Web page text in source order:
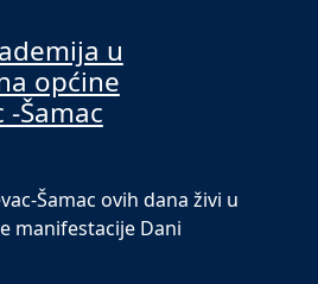
u
općine
-Šamac
Šamac ovih dana živi u
manifestacije Dani